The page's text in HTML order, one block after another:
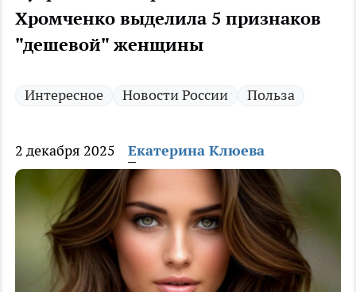
Хромченко выделила 5 признаков
"дешевой" женщины
Интересное Новости России Польза
2 декабря 2025 Екатерина Клюева